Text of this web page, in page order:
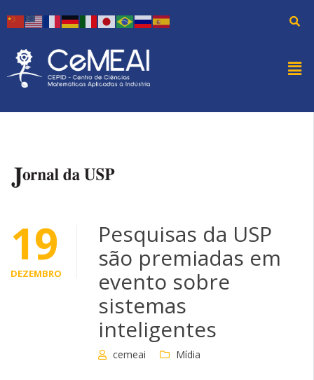
19
DEZEMBRO
Pesquisas da USP
são premiadas em
evento sobre
sistemas
inteligentes
cemeai Mídia